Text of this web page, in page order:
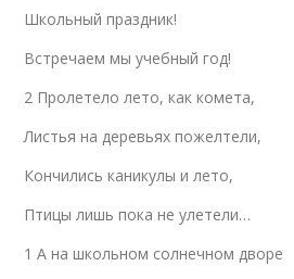
Школьный праздник!
Встречаем мы учебный год!
2 Пролетело лето, как комета,
Листья на деревьях пожелтели,
Кончились каникулы и лето,
Птицы лишь пока не улетели…
1 А на школьном солнечном дворе